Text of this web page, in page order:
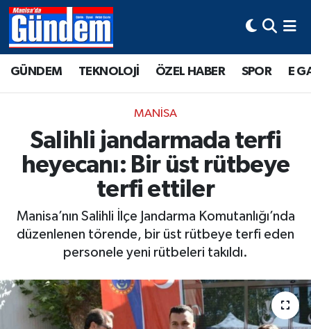
GÜNDEM TEKNOLOJİ ÖZEL HABER SPOR E
MANİSA
Salihli jandarmada terfi
heyecanı: Bir üst rütbeye
terfi ettiler
Manisa’nın Salihli İlçe Jandarma Komutanlığı’nda
düzenlenen törende, bir üst rütbeye terfi eden
personele yeni rütbeleri takıldı.
Manisa Hava Durumu
Tüm Manşetler
Son Dakika Haberleri
Haber Arşivi